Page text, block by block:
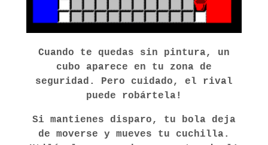
Cuando te quedas sin pintura, un
cubo aparece en tu zona de
seguridad. Pero cuidado, el rival
puede robártela!
Si mantienes disparo, tu bola deja
de moverse y mueves tu cuchilla.